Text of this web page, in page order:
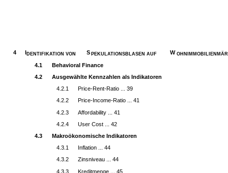
4 I DENTIFIKATION VON S PEKULATIONSBLASEN AUF W
4.1
Behavioral Finance
4.2
Ausgewählte Kennzahlen als Indikatoren
4.2.1
Price-Rent-Ratio ... 39
4.2.2
Price-Income-Ratio ... 41
4.2.3
Affordability ... 41
4.2.4
User Cost ... 42
4.3
Makroökonomische Indikatoren
4.3.1
Inflation ... 44
4.3.2
Zinsniveau ... 44
4.3.3
Kreditmenge ... 45